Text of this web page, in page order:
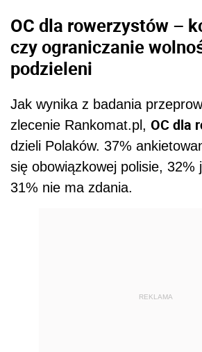
OC dla rowerzystów –
czy ograniczanie
podzieleni
Jak wynika z badania
zlecenie Rankomat.pl, OC dla
dzieli Polaków. 37%
się obowiązkowej polisie, 32%
31% nie ma zdania.
REKLAMA